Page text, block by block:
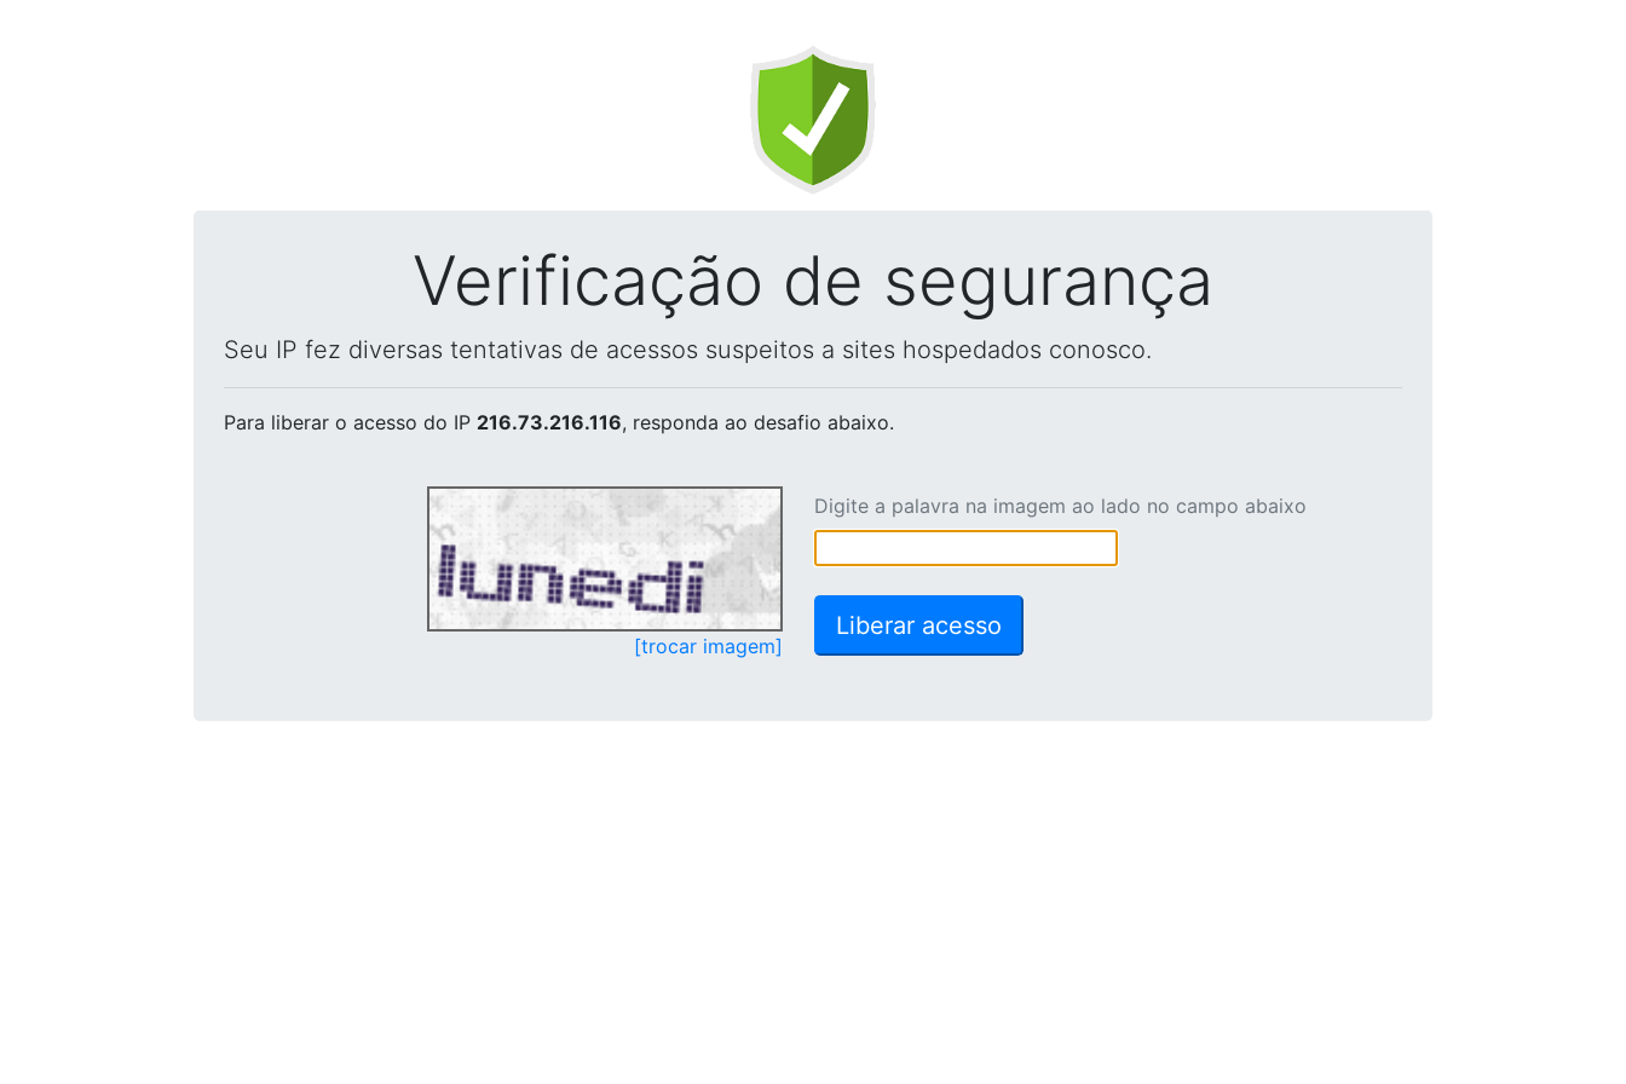
Verificação de segurança
Seu IP fez diversas tentativas de acessos suspeitos a sites hospedados conosco.
Para liberar o acesso do IP 216.73.216.116, responda ao desafio abaixo.
[trocar imagem]
Digite a palavra na imagem ao lado no campo abaixo